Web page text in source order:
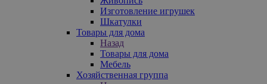
Изготовление игрушек
Шкатулки
Товары для дома
Назад
Товары для дома
Мебель
Хозяйственная группа